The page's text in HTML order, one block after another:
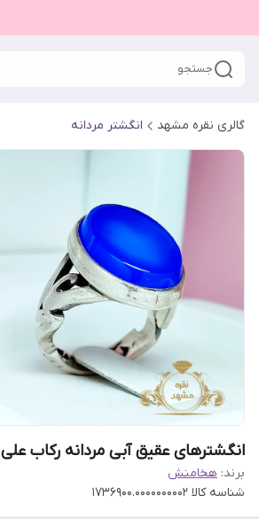
جستجو
گالری نقره مشهد انگشتر مردانه
انگشترهای عقیق آبی مردانه رکاب علی
برند: هخامنش
شناسه کالا 1736900.0000000002